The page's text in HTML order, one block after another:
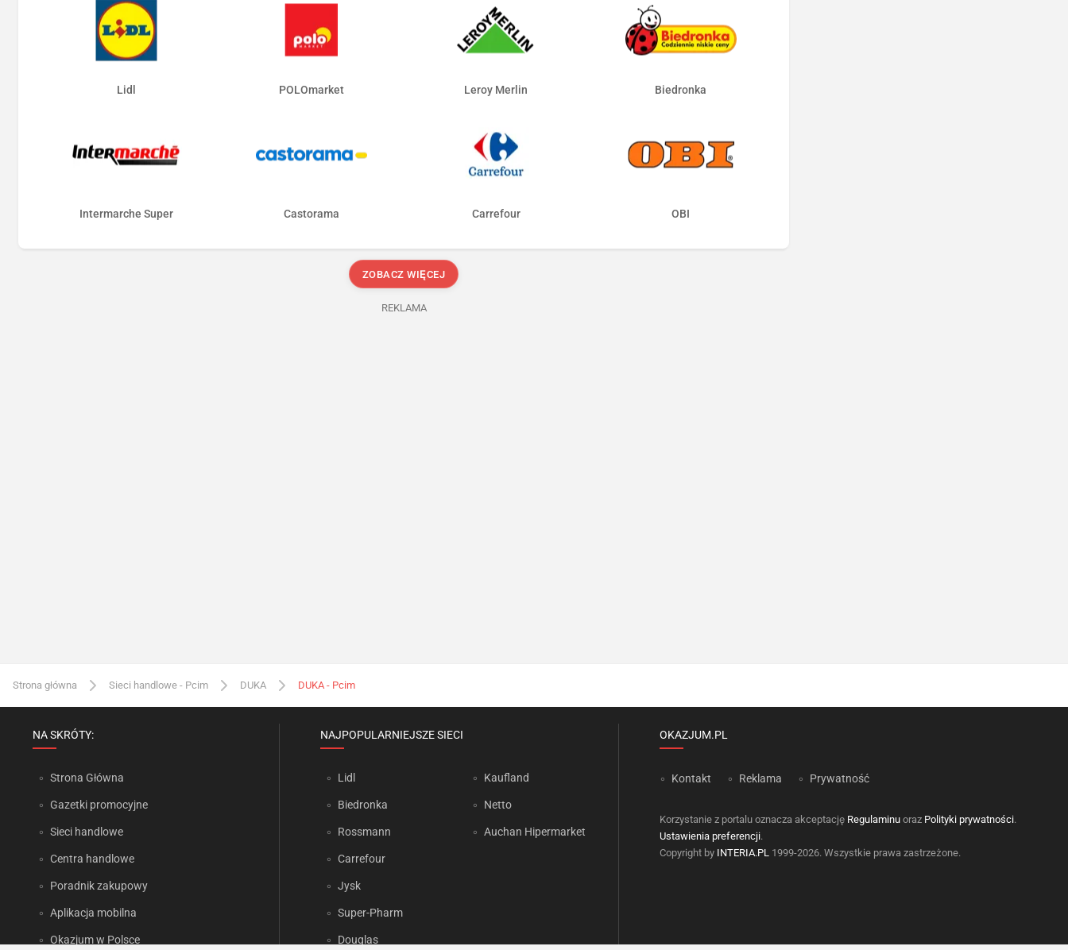
Lidl POLOmarket Leroy Merlin Biedronka
Intermarche Super Castorama Carrefour OBI
ZOBACZ WIĘCEJ
REKLAMA
Strona główna Sieci handlowe - Pcim DUKA DUKA - Pcim
NA SKRÓTY:
Strona Główna
Gazetki promocyjne
Sieci handlowe
Centra handlowe
Poradnik zakupowy
Aplikacja mobilna
Okazjum w Polsce
NAJPOPULARNIEJSZE SIECI
Lidl
Biedronka
Rossmann
Carrefour
Jysk
Super-Pharm
Douglas
Kaufland
Netto
Auchan Hipermarket
OKAZJUM.PL
Kontakt Reklama Prywatność
Korzystanie z portalu oznacza akceptację Regulaminu oraz Polityki prywatności.
Ustawienia preferencji.
Copyright by INTERIA.PL 1999-2026. Wszystkie prawa zastrzeżone.